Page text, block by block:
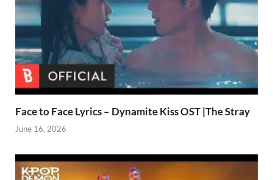
Face to Face Lyrics – Dynamite Kiss OST |The Stray
June 16, 2026